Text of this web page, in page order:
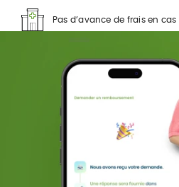
Pas d’avance de frais en